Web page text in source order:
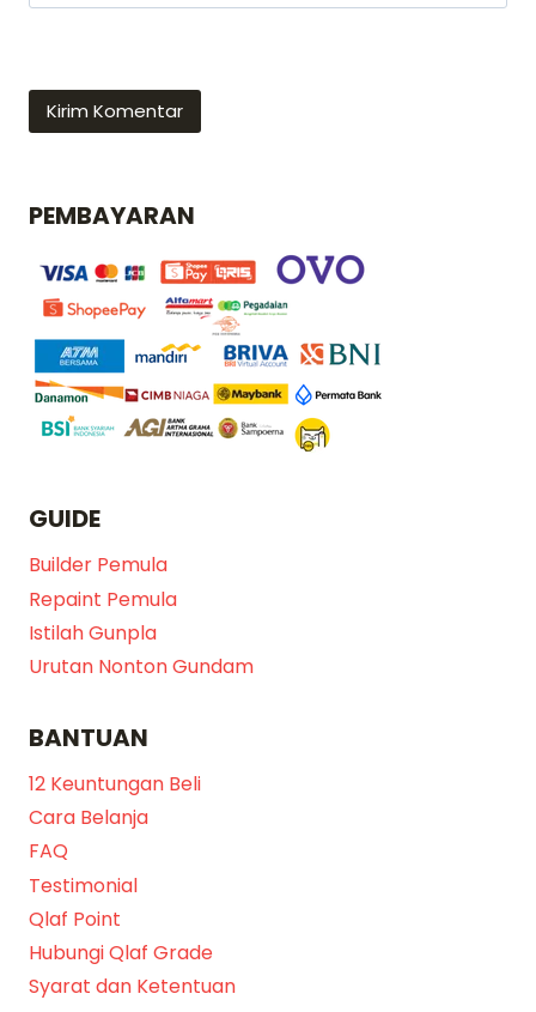
PEMBAYARAN
GUIDE
Builder Pemula
Repaint Pemula
Istilah Gunpla
Urutan Nonton Gundam
BANTUAN
12 Keuntungan Beli
Cara Belanja
FAQ
Testimonial
Qlaf Point
Hubungi Qlaf Grade
Syarat dan Ketentuan